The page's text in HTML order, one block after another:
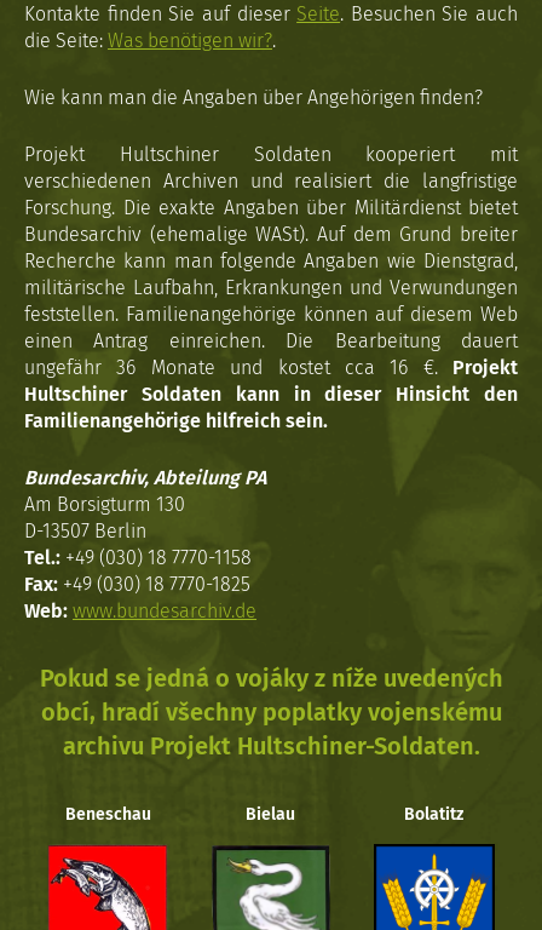
Kontakte finden Sie auf dieser Seite. Besuchen Sie auch
die Seite: Was benötigen wir?.
Wie kann man die Angaben über Angehörigen finden?
Projekt Hultschiner Soldaten kooperiert mit
verschiedenen Archiven und realisiert die langfristige
Forschung. Die exakte Angaben über Militärdienst bietet
Bundesarchiv (ehemalige WASt). Auf dem Grund breiter
Recherche kann man folgende Angaben wie Dienstgrad,
militärische Laufbahn, Erkrankungen und Verwundungen
feststellen. Familienangehörige können auf diesem Web
einen Antrag einreichen. Die Bearbeitung dauert
ungefähr 36 Monate und kostet cca 16 €. Projekt
Hultschiner Soldaten kann in dieser Hinsicht den
Familienangehörige hilfreich sein.
Bundesarchiv, Abteilung PA
Am Borsigturm 130
D-13507 Berlin
Tel.: +49 (030) 18 7770-1158
Fax: +49 (030) 18 7770-1825
Web: www.bundesarchiv.de
Pokud se jedná o vojáky z níže uvedených
obcí, hradí všechny poplatky vojenskému
archivu Projekt Hultschiner-Soldaten.
Beneschau Bielau Bolatitz